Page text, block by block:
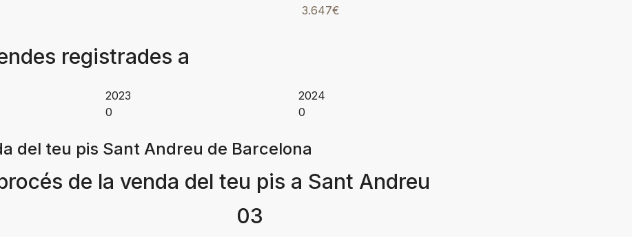
3.647€
registrades a
2023
0
2024
0
del teu pis Sant Andreu de Barcelona
de la venda del teu pis a Sant Andreu
03